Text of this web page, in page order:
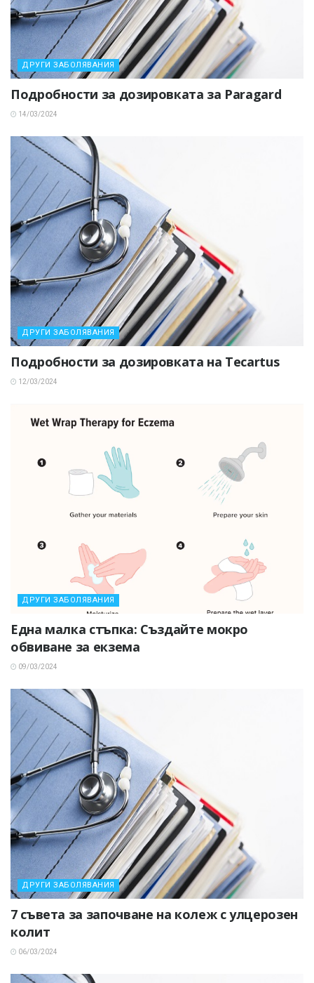
ДРУГИ ЗАБОЛЯВАНИЯ
Подробности за дозировката за Paragard
14/03/2024
ДРУГИ ЗАБОЛЯВАНИЯ
Подробности за дозировката на Tecartus
12/03/2024
ДРУГИ ЗАБОЛЯВАНИЯ
Една малка стъпка: Създайте мокро
обвиване за екзема
09/03/2024
ДРУГИ ЗАБОЛЯВАНИЯ
7 съвета за започване на колеж с улцерозен
колит
06/03/2024